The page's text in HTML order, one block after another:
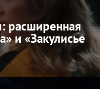
расширенная
и «Закулисье